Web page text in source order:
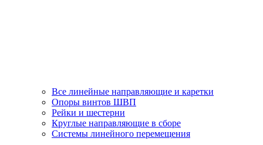
Все линейные направляющие и каретки
Опоры винтов ШВП
Рейки и шестерни
Круглые направляющие в сборе
Системы линейного перемещения